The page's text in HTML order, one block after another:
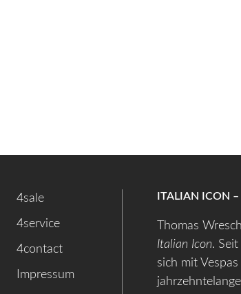
4sale
4service
4contact
Impressum
ITALIAN ICON
Thomas
Italian Icon.
sich mit